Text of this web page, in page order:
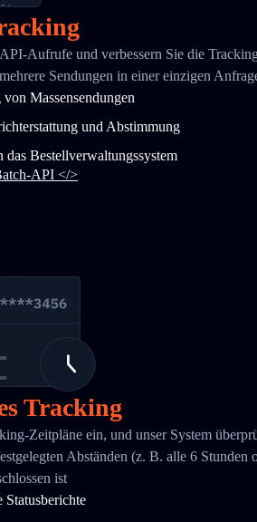
Aufrufe und verbessern Sie die
Sendungen in einer einzigen
Massensendungen
und Abstimmung
das Bestellverwaltungssystem
API </>
Tracking
Zeitpläne ein, und unser System
Abständen (z. B. alle 6 Stunden
ist
Statusberichte